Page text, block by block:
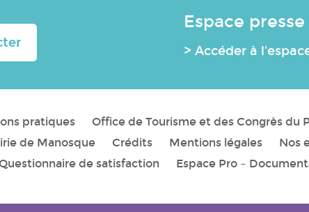
Espace presse
> Accéder à
pratiques Office de Tourisme et des Congrès du
de Manosque
Crédits Mentions légales Nos
Questionnaire de satisfaction
Espace Pro –